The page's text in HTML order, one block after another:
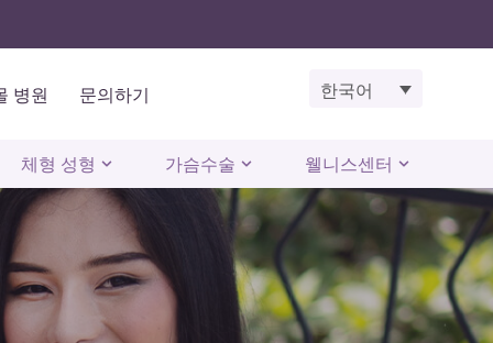
병원 문의하기 한국어
체형 성형 가슴수술 웰니스센터